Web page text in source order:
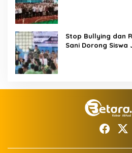
Stop Bullying dan
Sani Dorong